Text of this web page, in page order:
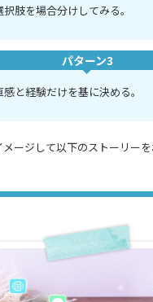
択肢を場合分けしてみる。
パターン3
と経験だけを基に決める。
メージして以下のストーリー